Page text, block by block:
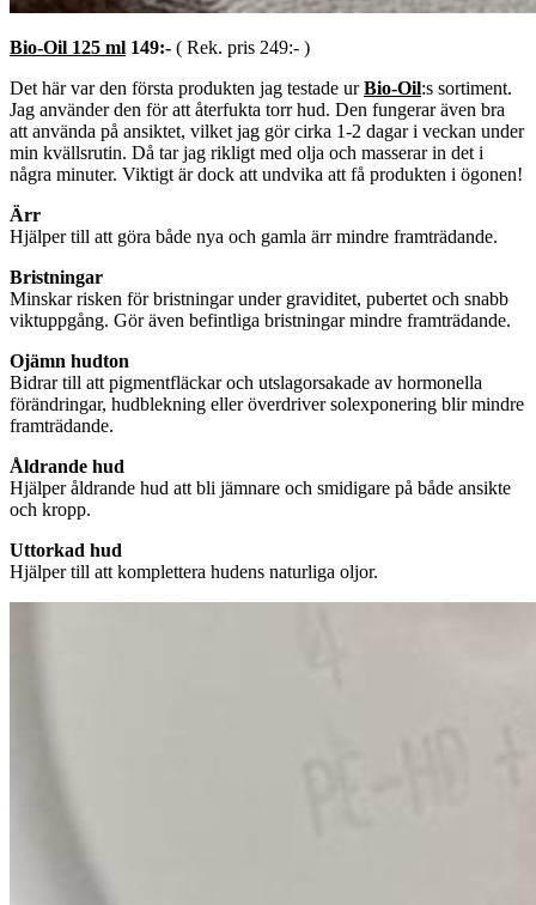
Bio-Oil 125 ml 149:- ( Rek. pris 249:- )
Det här var den första produkten jag testade urBio-Oil:s sortiment.
Jag använder den för att återfukta torr hud. Den fungerar även bra
att använda på ansiktet, vilket jag gör cirka 1-2 dagar i veckan under
min kvällsrutin. Då tar jag rikligt med olja och masserar in det i
några minuter. Viktigt är dock att undvika att få produkten i ögonen!
Ärr
Hjälper till att göra både nya och gamla ärr mindre framträdande.
Bristningar
Minskar risken för bristningar under graviditet, pubertet och snabb
viktuppgång. Gör även befintliga bristningar mindre framträdande.
Ojämn hudton
Bidrar till att pigmentfläckar och utslagorsakade av hormonella
förändringar, hudblekning eller överdriver solexponering blir mindre
framträdande.
Åldrande hud
Hjälper åldrande hud att bli jämnare och smidigare på både ansikte
och kropp.
Uttorkad hud
Hjälper till att komplettera hudens naturliga oljor.